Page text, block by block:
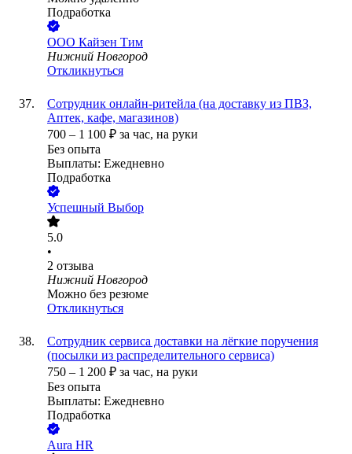
Подработка
ООО Кайзен Тим
Нижний Новгород
Откликнуться
Сотрудник онлайн-ритейла (на доставку из ПВЗ,
Аптек, кафе, магазинов)
700 – 1 100 ₽ за час, на руки
Без опыта
Выплаты: Ежедневно
Подработка
Успешный Выбор
5.0
•
2 отзыва
Нижний Новгород
Можно без резюме
Откликнуться
Сотрудник сервиса доставки на лёгкие поручения
(посылки из распределительного сервиса)
750 – 1 200 ₽ за час, на руки
Без опыта
Выплаты: Ежедневно
Подработка
Aura HR